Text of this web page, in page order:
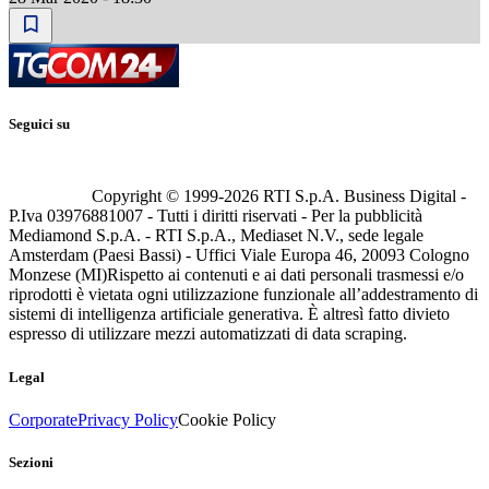
Seguici su
Copyright © 1999-2026 RTI S.p.A. Business Digital -
P.Iva 03976881007 - Tutti i diritti riservati - Per la pubblicità
Mediamond S.p.A. - RTI S.p.A., Mediaset N.V., sede legale
Amsterdam (Paesi Bassi) - Uffici Viale Europa 46, 20093 Cologno
Monzese (MI)Rispetto ai contenuti e ai dati personali trasmessi e/o
riprodotti è vietata ogni utilizzazione funzionale all’addestramento di
sistemi di intelligenza artificiale generativa. È altresì fatto divieto
espresso di utilizzare mezzi automatizzati di data scraping.
Legal
CorporatePrivacy PolicyCookie Policy
Sezioni